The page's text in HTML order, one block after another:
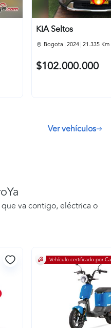
KIA Seltos
Bogota 2024 21.335 Km
$102.000.000
Ver vehículos
va contigo, eléctrica o
Vehículo certificado por